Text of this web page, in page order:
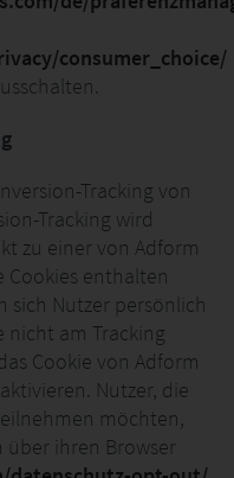
consumer_choice/
Tracking von
Tracking wird
zu einer von Adform
Cookies enthalten
Nutzer persönlich
nicht am Tracking
Cookie von Adform
Nutzer, die
möchten,
über ihren Browser